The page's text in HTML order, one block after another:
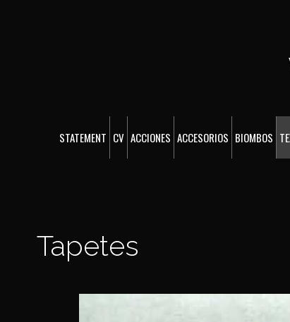
STATEMENT CV ACCIONES ACCESORIOS BIOMBOS
Tapetes